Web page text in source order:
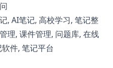
, AI笔记, 高校学习, 笔记整
理, 课件管理, 问题库, 在线
件, 笔记平台